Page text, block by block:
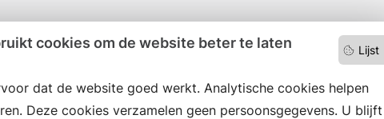
Lijst
cookies om de website beter te laten
dat de website goed werkt. Analytische cookies helpen
Deze cookies verzamelen geen persoonsgegevens. U blijft
en volg ons ook op social media.